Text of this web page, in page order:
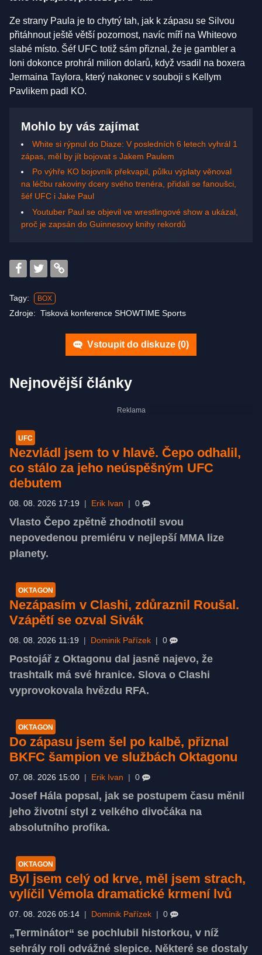
Ze strany Paula je to chytrý tah, jak k zápasu se Silvou
přitáhnout ještě větší pozornost, navíc míří na Whiteovo
slabé místo. Šéf UFC totiž sám přiznal, že je gambler a
loni dokonce prohrál milion dolarů, když vsadil na boxera
Jermaina Taylora, který nakonec v souboji s Kellym
Pavlikem padl KO.
Mohlo by vás zajímat
White si rýpnul do Diaze: V posledních 6 letech vyhrál 1
zápas, měl by jít bojovat s Jakem Paulem
Po výhře KO bojovník překvapil, půlku výplaty věnoval
na léčbu rakoviny dcery svého trenéra, přidali se fanoušci,
šéf UFC i Jake Paul
Youtuber Paul se objevil ve wrestlingové show a ukázal,
proč je zapsán do Guinnesovy knihy rekordů
Tagy: BOX
Zdroje: Tisková konference SHOWTIME Sports
Vstoupit do diskuze (0)
Nejnovější články
UFC
Nezvládl jsem to v hlavě. Čepo odhalil,
co stálo za jeho neúspěšným UFC
debutem
08. 08. 2026 17:19 Erik Ivan 0
Vlasto Čepo zpětně zhodnotil svou
nepovedenou premiéru v nejlepší MMA lize
planety.
OKTAGON
Nezápasím v Clashi, zdůraznil Roušal.
Vzápětí se ozval Sivák
08. 08. 2026 11:19 Dominik Pařízek 0
Postojář z Oktagonu dal jasně najevo, že
trashtalk má své hranice. Slova o Clashi
vyprovokovala hvězdu RFA.
OKTAGON
Do zápasu jsem šel po kalbě, přiznal
BKFC šampion ve službách Oktagonu
07. 08. 2026 15:00 Erik Ivan 0
Josef Hála popsal, jak se postupem času měnil
jeho životní styl z velkého divočáka na
absolutního profíka.
OKTAGON
Byl jsem celý od krve, měl jsem strach,
vylíčil Vémola dramatické krmení lvů
07. 08. 2026 05:14 Dominik Pařízek 0
„Terminátor“ se pochlubil historkou, v níž
sehrály roli odvážné slepice. Některé se dostaly